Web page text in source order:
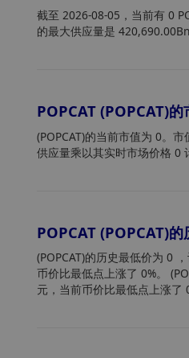
截至 2026-08-05，当前有 0
的最大供应量是 420,690.00Bn
POPCAT (POPCAT)的
(POPCAT)的当前市值为 0。
供应量乘以其实时市场价格 0
POPCAT (POPCAT)的
(POPCAT)的历史最低价为 0
币价比最低点上涨了 0%。
元，当前币价比最低点上涨了